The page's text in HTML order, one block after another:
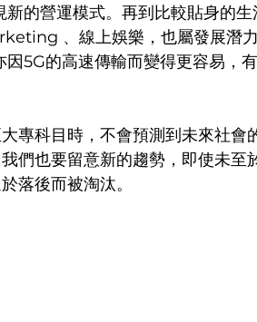
的營運模式。再到比較貼身的
、線上娛樂，也屬發展潛
5G的高速傳輸而變得更容易，
專科目時，不會預測到未來社會
們也要留意新的趨勢，即使未至
落後而被淘汰。